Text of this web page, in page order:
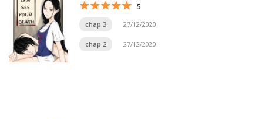
5
chap 3 27/12/2020
chap 2 27/12/2020